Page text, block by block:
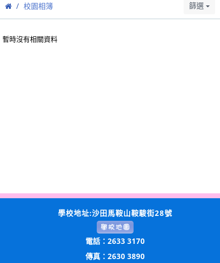
校園相簿 篩選
暫時沒有相關資料
學校地址:沙田馬鞍山鞍駿街28號
電話：2633 3170
傳真：2630 3890